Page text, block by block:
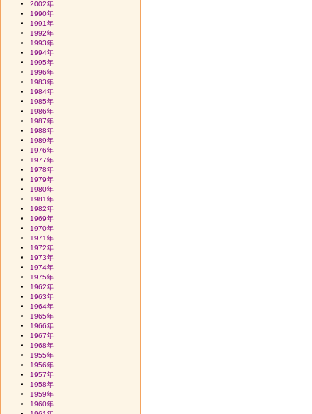
2002年
1990年
1991年
1992年
1993年
1994年
1995年
1996年
1983年
1984年
1985年
1986年
1987年
1988年
1989年
1976年
1977年
1978年
1979年
1980年
1981年
1982年
1969年
1970年
1971年
1972年
1973年
1974年
1975年
1962年
1963年
1964年
1965年
1966年
1967年
1968年
1955年
1956年
1957年
1958年
1959年
1960年